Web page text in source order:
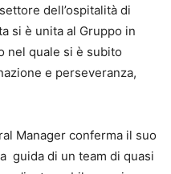
dell’ospitalità di
si è unita al Gruppo in
nel quale si è subito
e perseveranza,
Manager conferma il suo
guida di un team di quasi